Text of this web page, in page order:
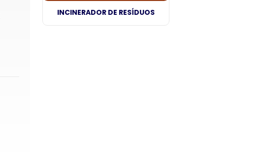
INCINERADOR DE RESÍDUOS